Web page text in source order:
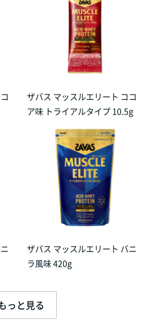
ザバス マッスルエリート ココ
ア味 トライアルタイプ 10.5g
ザバス マッスルエリート バニ
ラ風味 420g
っと見る